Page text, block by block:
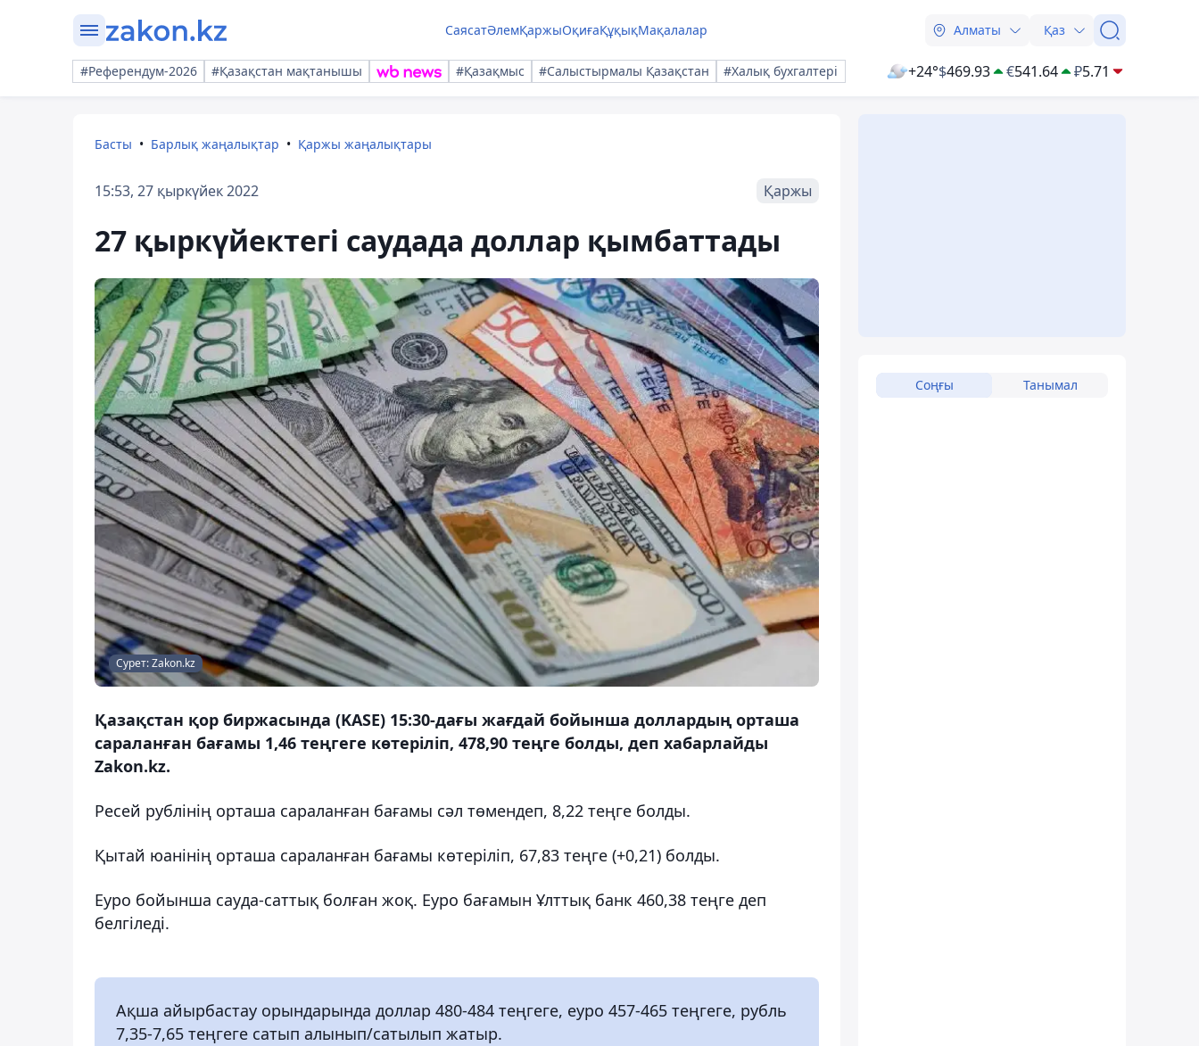
СаясатӘлемҚаржыОқиғаҚұқықМақалалар Алматы Қаз
#Референдум-2026 #Қазақстан мақтанышы #Қазақмыс #Салыстырмалы Қазақстан #Халық бухгалтері +24°$469.93 €541.64 ₽5.71
Басты Барлық жаңалықтар Қаржы жаңалықтары
15:53, 27 қыркүйек 2022 Қаржы
27 қыркүйектегі саудада доллар қымбаттады
Сурет: Zakon.kz
Қазақстан қор биржасында (KASE) 15:30-дағы жағдай бойынша доллардың орташа
сараланған бағамы 1,46 теңгеге көтеріліп, 478,90 теңге болды, деп хабарлайды
Zakon.kz.
Ресей рублінің орташа сараланған бағамы сәл төмендеп, 8,22 теңге болды.
Қытай юанінің орташа сараланған бағамы көтеріліп, 67,83 теңге (+0,21) болды.
Еуро бойынша сауда-саттық болған жоқ. Еуро бағамын Ұлттық банк 460,38 теңге деп
белгіледі.
Ақша айырбастау орындарында доллар 480-484 теңгеге, еуро 457-465 теңгеге, рубль
7,35-7,65 теңгеге сатып алынып/сатылып жатыр.
Соңғы Танымал